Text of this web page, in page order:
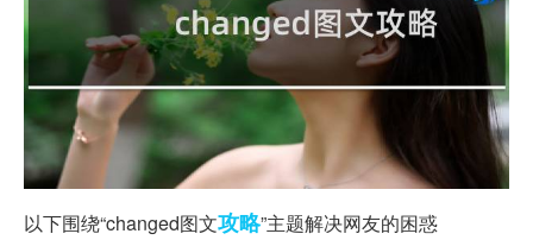
以下围绕“changed图文攻略”主题解决网友的困惑